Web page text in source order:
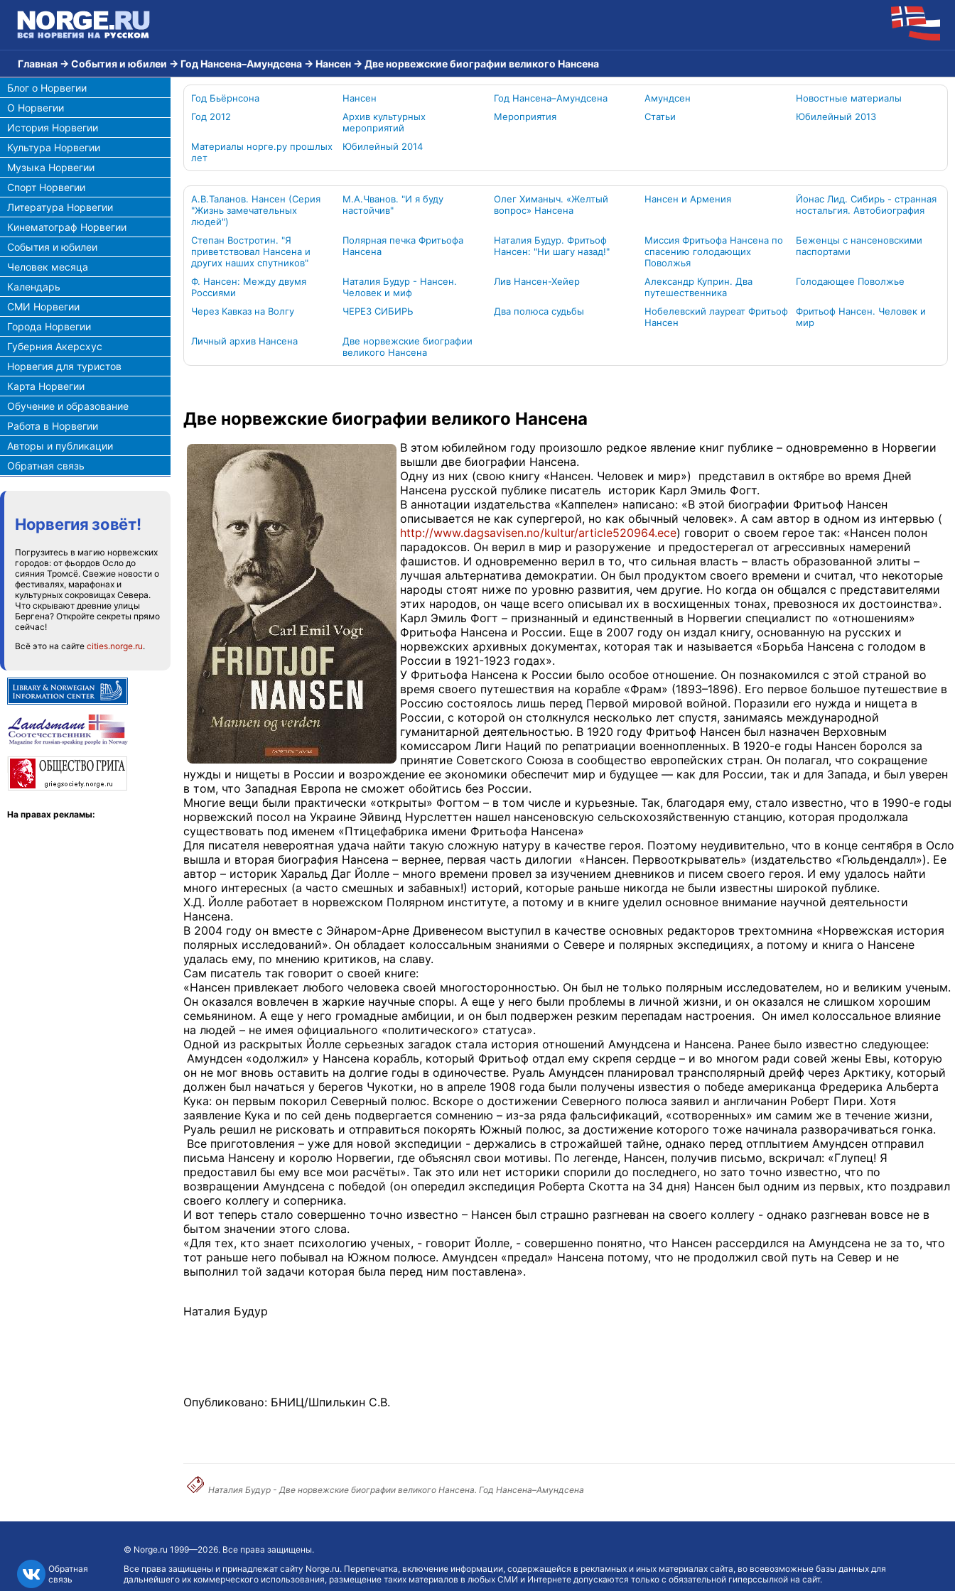
Главная → События и юбилеи → Год Нансена–Амундсена → Нансен → Две норвежские биографии великого Нансена
Блог о Норвегии
О Норвегии
История Норвегии
Культура Норвегии
Музыка Норвегии
Спорт Норвегии
Литература Норвегии
Кинематограф Норвегии
События и юбилеи
Человек месяца
Календарь
СМИ Норвегии
Города Норвегии
Губерния Акерсхус
Норвегия для туристов
Карта Норвегии
Обучение и образование
Работа в Норвегии
Авторы и публикации
Обратная связь
Норвегия зовёт!
Погрузитесь в магию норвежских
городов: от фьордов Осло до
сияния Тромсё. Свежие новости о
фестивалях, марафонах и
культурных сокровищах Севера.
Что скрывают древние улицы
Бергена? Откройте секреты прямо
сейчас!
Всё это на сайте cities.norge.ru.
На правах рекламы:
Год Бьёрнсона Нансен Год Нансена–Амундсена Амундсен
Новостные материалы
Год 2012
Архив культурных
мероприятий
Мероприятия Статьи Юбилейный 2013
Материалы норге.ру прошлых
лет
Юбилейный 2014
А.В.Таланов. Нансен (Серия
"Жизнь замечательных
людей")
М.А.Чванов. "И я буду
настойчив"
Олег Химаныч. «Желтый
вопрос» Нансена
Нансен и Армения
Йонас Лид. Сибирь - странная
ностальгия. Автобиография
Степан Востротин. "Я
приветствовал Нансена и
других наших спутников"
Полярная печка Фритьофа
Нансена
Наталия Будур. Фритьоф
Нансен: "Ни шагу назад!"
Миссия Фритьофа Нансена по
спасению голодающих
Поволжья
Беженцы с нансеновскими
паспортами
Ф. Нансен: Между двумя
Россиями
Наталия Будур - Нансен.
Человек и миф
Лив Нансен-Хейер
Александр Куприн. Два
путешественника
Голодающее Поволжье
Через Кавказ на Волгу ЧЕРЕЗ СИБИРЬ Два полюса судьбы
Нобелевский лауреат Фритьоф
Нансен
Фритьоф Нансен. Человек и
мир
Личный архив Нансена
Две норвежские биографии
великого Нансена
Две норвежские биографии великого Нансена
В этом юбилейном году произошло редкое явление книг публике – одновременно в Норвегии
вышли две биографии Нансена.
Одну из них (свою книгу «Нансен. Человек и мир») представил в октябре во время Дней
Нансена русской публике писатель историк Карл Эмиль Фогт.
В аннотации издательства «Каппелен» написано: «В этой биографии Фритьоф Нансен
описывается не как супергерой, но как обычный человек». А сам автор в одном из интервью (
http://www.dagsavisen.no/kultur/article520964.ece) говорит о своем герое так: «Нансен полон
парадоксов. Он верил в мир и разоружение и предостерегал от агрессивных намерений
фашистов. И одновременно верил в то, что сильная власть – власть образованной элиты –
лучшая альтернатива демократии. Он был продуктом своего времени и считал, что некоторые
народы стоят ниже по уровню развития, чем другие. Но когда он общался с представителями
этих народов, он чаще всего описывал их в восхищенных тонах, превознося их достоинства».
Карл Эмиль Фогт – признанный и единственный в Норвегии специалист по «отношениям»
Фритьофа Нансена и России. Еще в 2007 году он издал книгу, основанную на русских и
норвежских архивных документах, которая так и называется «Борьба Нансена с голодом в
России в 1921-1923 годах».
У Фритьофа Нансена к России было особое отношение. Он познакомился с этой страной во
время своего путешествия на корабле «Фрам» (1893–1896). Его первое большое путешествие в
Россию состоялось лишь перед Первой мировой войной. Поразили его нужда и нищета в
России, с которой он столкнулся несколько лет спустя, занимаясь международной
гуманитарной деятельностью. В 1920 году Фритьоф Нансен был назначен Верховным
комиссаром Лиги Наций по репатриации военнопленных. В 1920-е годы Нансен боролся за
принятие Советского Союза в сообщество европейских стран. Он полагал, что сокращение
нужды и нищеты в России и возрождение ее экономики обеспечит мир и будущее — как для России, так и для Запада, и был уверен
в том, что Западная Европа не сможет обойтись без России.
Многие вещи были практически «открыты» Фогтом – в том числе и курьезные. Так, благодаря ему, стало известно, что в 1990-е годы
норвежский посол на Украине Эйвинд Нурслеттен нашел нансеновскую сельскохозяйственную станцию, которая продолжала
существовать под именем «Птицефабрика имени Фритьофа Нансена»
Для писателя невероятная удача найти такую сложную натуру в качестве героя. Поэтому неудивительно, что в конце сентября в Осло
вышла и вторая биография Нансена – вернее, первая часть дилогии «Нансен. Первооткрыватель» (издательство «Гюльдендалл»). Ее
автор – историк Харальд Даг Йолле – много времени провел за изучением дневников и писем своего героя. И ему удалось найти
много интересных (а часто смешных и забавных!) историй, которые раньше никогда не были известны широкой публике.
Х.Д. Йолле работает в норвежском Полярном институте, а потому и в книге уделил основное внимание научной деятельности
Нансена.
В 2004 году он вместе с Эйнаром-Арне Дривенесом выступил в качестве основных редакторов трехтомнина «Норвежская история
полярных исследований». Он обладает колоссальным знаниями о Севере и полярных экспедициях, а потому и книга о Нансене
удалась ему, по мнению критиков, на славу.
Сам писатель так говорит о своей книге:
«Нансен привлекает любого человека своей многосторонностью. Он был не только полярным исследователем, но и великим ученым.
Он оказался вовлечен в жаркие научные споры. А еще у него были проблемы в личной жизни, и он оказался не слишком хорошим
семьянином. А еще у него громадные амбиции, и он был подвержен резким перепадам настроения. Он имел колоссальное влияние
на людей – не имея официального «политического» статуса».
Одной из раскрытых Йолле серьезных загадок стала история отношений Амундсена и Нансена. Ранее было известно следующее:
Амундсен «одолжил» у Нансена корабль, который Фритьоф отдал ему скрепя сердце – и во многом ради совей жены Евы, которую
он не мог вновь оставить на долгие годы в одиночестве. Руаль Амундсен планировал трансполярный дрейф через Арктику, который
должен был начаться у берегов Чукотки, но в апреле 1908 года были получены известия о победе американца Фредерика Альберта
Кука: он первым покорил Северный полюс. Вскоре о достижении Северного полюса заявил и англичанин Роберт Пири. Хотя
заявление Кука и по сей день подвергается сомнению – из-за ряда фальсификаций, «сотворенных» им самим же в течение жизни,
Руаль решил не рисковать и отправиться покорять Южный полюс, за достижение которого тоже начинала разворачиваться гонка.
Все приготовления – уже для новой экспедиции - держались в строжайшей тайне, однако перед отплытием Амундсен отправил
письма Нансену и королю Норвегии, где объяснял свои мотивы. По легенде, Нансен, получив письмо, вскричал: «Глупец! Я
предоставил бы ему все мои расчёты». Так это или нет историки спорили до последнего, но зато точно известно, что по
возвращении Амундсена с победой (он опередил экспедиция Роберта Скотта на 34 дня) Нансен был одним из первых, кто поздравил
своего коллегу и соперника.
И вот теперь стало совершенно точно известно – Нансен был страшно разгневан на своего коллегу - однако разгневан вовсе не в
бытом значении этого слова.
«Для тех, кто знает психологию ученых, - говорит Йолле, - совершенно понятно, что Нансен рассердился на Амундсена не за то, что
тот раньше него побывал на Южном полюсе. Амундсен «предал» Нансена потому, что не продолжил свой путь на Север и не
выполнил той задачи которая была перед ним поставлена».
Наталия Будур
Опубликовано: БНИЦ/Шпилькин С.В.
Наталия Будур - Две норвежские биографии великого Нансена. Год Нансена–Амундсена
Обратная
связь
© Norge.ru 1999—2026. Все права защищены.
Все права защищены и принадлежат сайту Norge.ru. Перепечатка, включение информации, содержащейся в рекламных и иных материалах сайта, во всевозможные базы данных для
дальнейшего их коммерческого использования, размещение таких материалов в любых СМИ и Интернете допускаются только с обязательной гиперссылкой на сайт.